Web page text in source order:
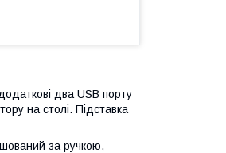
два USB порту
на столі. Підставка
за ручкою,